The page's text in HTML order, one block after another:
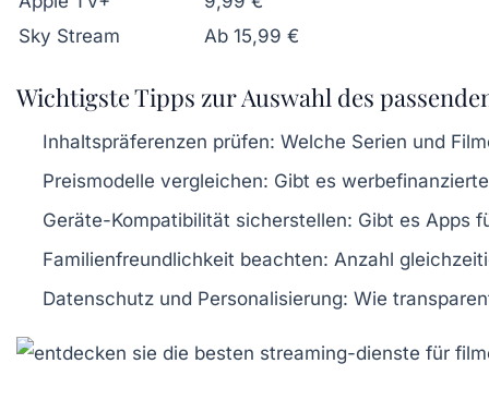
Sky Stream
Ab 15,99 €
Wichtigste Tipps zur Auswahl des
Inhaltspräferenzen prüfen: Welche Serien und
Preismodelle vergleichen: Gibt es
Geräte-Kompatibilität sicherstellen: Gibt es Apps
Familienfreundlichkeit beachten: Anzahl
Datenschutz und Personalisierung: Wie